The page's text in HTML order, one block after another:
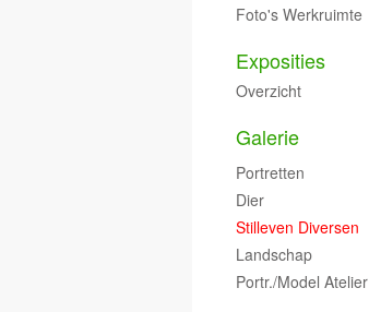
Foto's Werkruimte
Exposities
Overzicht
Galerie
Portretten
Dier
Stilleven Diversen
Landschap
Portr./model Atelier